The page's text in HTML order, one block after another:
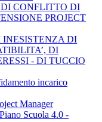
CONFLITTO DI
PROJECT
DI
DI
- DI TUCCIO
incarico
Manager
Scuola 4.0 -